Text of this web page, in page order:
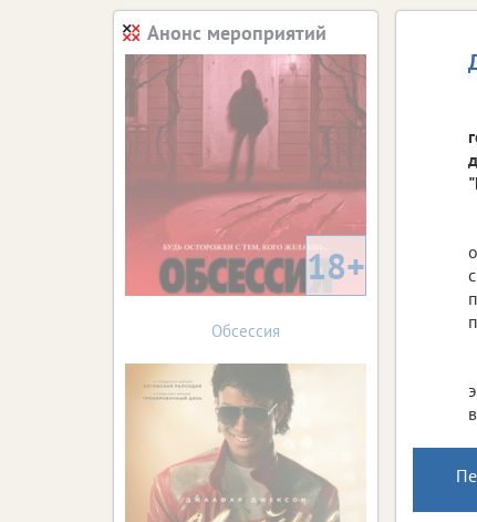
Анонс мероприятий
18+
Обсессия